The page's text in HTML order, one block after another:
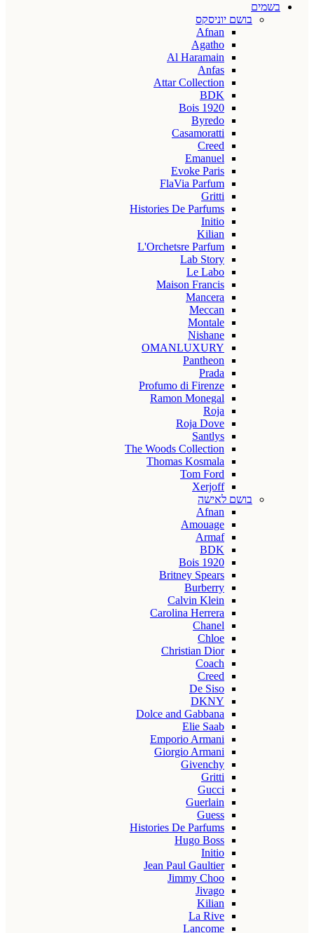
בשמים
בושם יוניסקס
Afnan
Agatho
Al Haramain
Anfas
Attar Collection
BDK
Bois 1920
Byredo
Casamoratti
Creed
Emanuel
Evoke Paris
FlaVia Parfum
Gritti
Histories De Parfums
Initio
Kilian
L'Orchetsre Parfum
Lab Story
Le Labo
Maison Francis
Mancera
Meccan
Montale
Nishane
OMANLUXURY
Pantheon
Prada
Profumo di Firenze
Ramon Monegal
Roja
Roja Dove
Santlys
The Woods Collection
Thomas Kosmala
Tom Ford
Xerjoff
בושם לאישה
Afnan
Amouage
Armaf
BDK
Bois 1920
Britney Spears
Burberry
Calvin Klein
Carolina Herrera
Chanel
Chloe
Christian Dior
Coach
Creed
De Siso
DKNY
Dolce and Gabbana
Elie Saab
Emporio Armani
Giorgio Armani
Givenchy
Gritti
Gucci
Guerlain
Guess
Histories De Parfums
Hugo Boss
Initio
Jean Paul Gaultier
Jimmy Choo
Jivago
Kilian
La Rive
Lancome